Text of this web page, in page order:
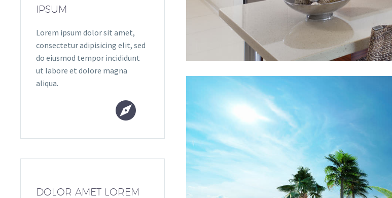
IPSUM
Lorem ipsum dolor sit amet,
consectetur adipisicing elit, sed
do eiusmod tempor incididunt
ut labore et dolore magna
aliqua.


DOLOR AMET LOREM